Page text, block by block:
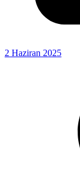
2 Haziran 2025